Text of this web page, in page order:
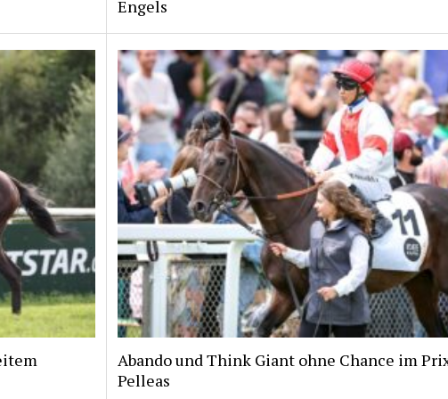
Engels
Abando und Think Giant ohne Chance im
Pelleas